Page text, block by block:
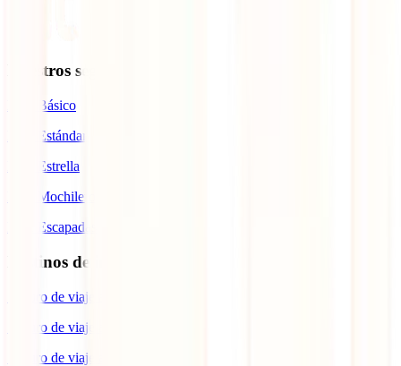
Nuestros seguros
IATI Básico
IATI Estándar
IATI Estrella
IATI Mochilero
IATI Escapadas
Destinos de interés
Seguro de viaje a España
Seguro de viaje a Europa
Seguro de viaje a Suiza